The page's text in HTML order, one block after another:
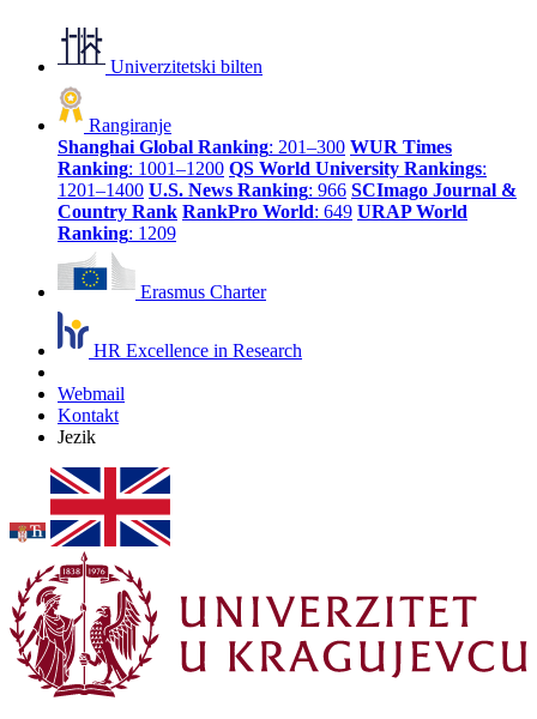
Univerzitetski bilten
Rangiranje
Shanghai Global Ranking: 201–300 WUR Times
Ranking: 1001–1200 QS World University Rankings:
1201–1400 U.S. News Ranking: 966 SCImago Journal &
Country Rank RankPro World: 649 URAP World
Ranking: 1209
Erasmus Charter
HR Excellence in Research
Webmail
Kontakt
Jezik